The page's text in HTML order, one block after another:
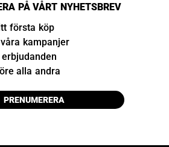
PÅ VÅRT NYHETSBREV
första köp
kampanjer
alla andra
PRENUMERERA